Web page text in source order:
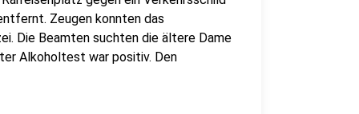
Zeugen konnten das
Die Beamten suchten die ältere Dame
Alkoholtest war positiv. Den